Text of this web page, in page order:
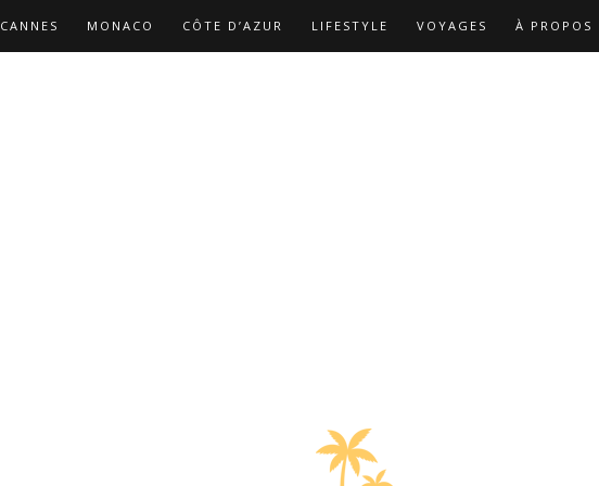
CANNES MONACO CÔTE D’AZUR LIFESTYLE VOYAGES À PROPOS